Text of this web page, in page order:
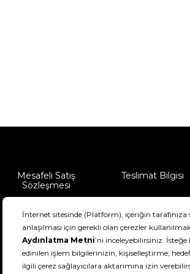
Mesafeli Satış
Sözleşmesi
Teslimat Bilgisi